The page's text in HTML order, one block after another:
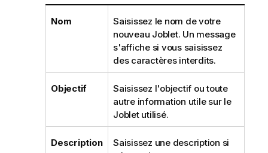
Nom
Saisissez le nom de votre
nouveau Joblet. Un message
s'affiche si vous saisissez
des caractères interdits.
Objectif
Saisissez l'objectif ou toute
autre information utile sur le
Joblet utilisé.
Description
Saisissez une description si